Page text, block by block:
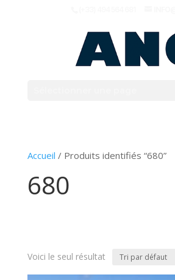
Accueil / Produits identifiés “680”
680
Voici le seul résultat